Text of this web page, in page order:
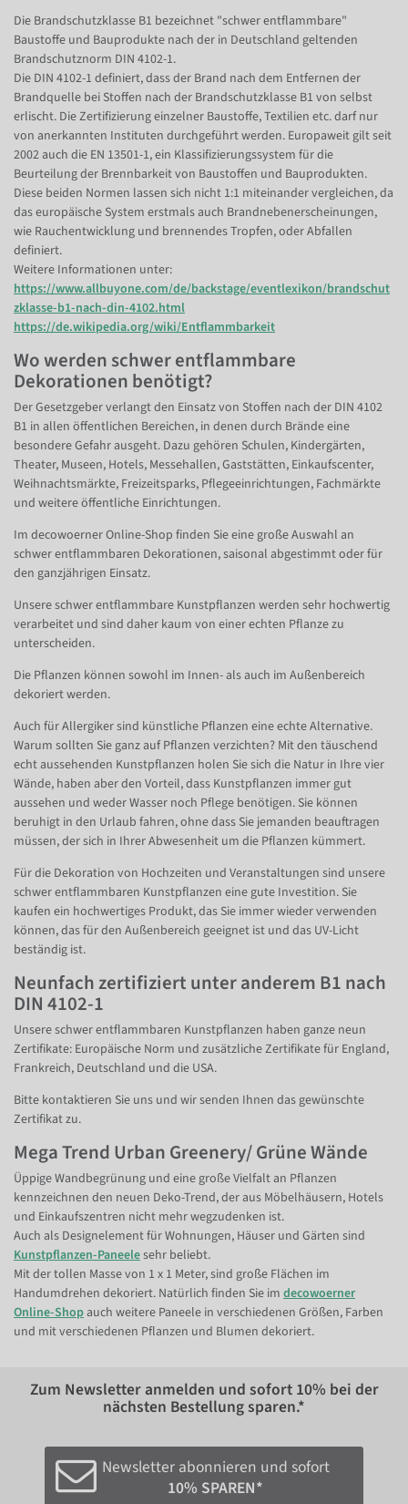
Die Brandschutzklasse B1 bezeichnet "schwer entflammbare"
Baustoffe und Bauprodukte nach der in Deutschland geltenden
Brandschutznorm DIN 4102-1.
Die DIN 4102-1 definiert, dass der Brand nach dem Entfernen der
Brandquelle bei Stoffen nach der Brandschutzklasse B1 von selbst
erlischt. Die Zertifizierung einzelner Baustoffe, Textilien etc. darf nur
von anerkannten Instituten durchgeführt werden. Europaweit gilt seit
2002 auch die EN 13501-1, ein Klassifizierungssystem für die
Beurteilung der Brennbarkeit von Baustoffen und Bauprodukten.
Diese beiden Normen lassen sich nicht 1:1 miteinander vergleichen, da
das europäische System erstmals auch Brandnebenerscheinungen,
wie Rauchentwicklung und brennendes Tropfen, oder Abfallen
definiert.
Weitere Informationen unter:
https://www.allbuyone.com/de/backstage/eventlexikon/brandschut
zklasse-b1-nach-din-4102.html
https://de.wikipedia.org/wiki/Entflammbarkeit
Wo werden schwer entflammbare
Dekorationen benötigt?
Der Gesetzgeber verlangt den Einsatz von Stoffen nach der DIN 4102
B1 in allen öffentlichen Bereichen, in denen durch Brände eine
besondere Gefahr ausgeht. Dazu gehören Schulen, Kindergärten,
Theater, Museen, Hotels, Messehallen, Gaststätten, Einkaufscenter,
Weihnachtsmärkte, Freizeitsparks, Pflegeeinrichtungen, Fachmärkte
und weitere öffentliche Einrichtungen.
Im decowoerner Online-Shop finden Sie eine große Auswahl an
schwer entflammbaren Dekorationen, saisonal abgestimmt oder für
den ganzjährigen Einsatz.
Unsere schwer entflammbare Kunstpflanzen werden sehr hochwertig
verarbeitet und sind daher kaum von einer echten Pflanze zu
unterscheiden.
Die Pflanzen können sowohl im Innen- als auch im Außenbereich
dekoriert werden.
Auch für Allergiker sind künstliche Pflanzen eine echte Alternative.
Warum sollten Sie ganz auf Pflanzen verzichten? Mit den täuschend
echt aussehenden Kunstpflanzen holen Sie sich die Natur in Ihre vier
Wände, haben aber den Vorteil, dass Kunstpflanzen immer gut
aussehen und weder Wasser noch Pflege benötigen. Sie können
beruhigt in den Urlaub fahren, ohne dass Sie jemanden beauftragen
müssen, der sich in Ihrer Abwesenheit um die Pflanzen kümmert.
Für die Dekoration von Hochzeiten und Veranstaltungen sind unsere
schwer entflammbaren Kunstpflanzen eine gute Investition. Sie
kaufen ein hochwertiges Produkt, das Sie immer wieder verwenden
können, das für den Außenbereich geeignet ist und das UV-Licht
beständig ist.
Neunfach zertifiziert unter anderem B1 nach
DIN 4102-1
Unsere schwer entflammbaren Kunstpflanzen haben ganze neun
Zertifikate: Europäische Norm und zusätzliche Zertifikate für England,
Frankreich, Deutschland und die USA.
Bitte kontaktieren Sie uns und wir senden Ihnen das gewünschte
Zertifikat zu.
Mega Trend Urban Greenery/ Grüne Wände
Üppige Wandbegrünung und eine große Vielfalt an Pflanzen
kennzeichnen den neuen Deko-Trend, der aus Möbelhäusern, Hotels
und Einkaufszentren nicht mehr wegzudenken ist.
Auch als Designelement für Wohnungen, Häuser und Gärten sind
Kunstpflanzen-Paneelesehr beliebt.
Mit der tollen Masse von 1 x 1 Meter, sind große Flächen im
Handumdrehen dekoriert. Natürlich finden Sie im decowoerner
Online-Shopauch weitere Paneele in verschiedenen Größen, Farben
und mit verschiedenen Pflanzen und Blumen dekoriert.
Zum Newsletter anmelden und sofort 10% bei der
nächsten Bestellung sparen.*
Newsletter abonnieren und sofort
10% SPAREN*